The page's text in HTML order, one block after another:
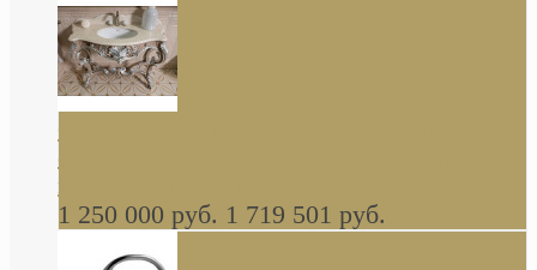
стиле барокко, из массива дерева, светло
коричневый матовый окрас + серебро
1 250 000 руб. 1 719 501 руб.